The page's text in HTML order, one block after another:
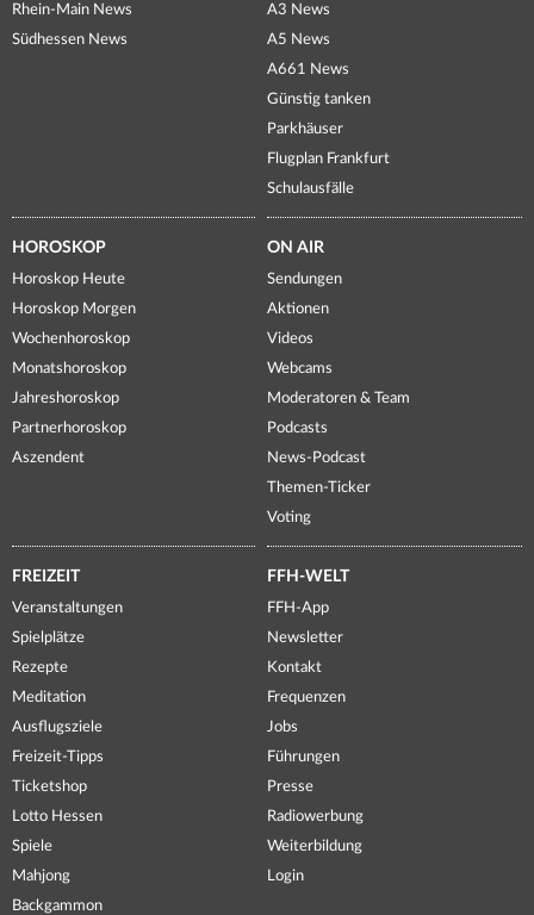
Rhein-Main News
Südhessen News
A3 News
A5 News
A661 News
Günstig tanken
Parkhäuser
Flugplan Frankfurt
Schulausfälle
HOROSKOP
Horoskop Heute
Horoskop Morgen
Wochenhoroskop
Monatshoroskop
Jahreshoroskop
Partnerhoroskop
Aszendent
ON AIR
Sendungen
Aktionen
Videos
Webcams
Moderatoren & Team
Podcasts
News-Podcast
Themen-Ticker
Voting
FREIZEIT
Veranstaltungen
Spielplätze
Rezepte
Meditation
Ausflugsziele
Freizeit-Tipps
Ticketshop
Lotto Hessen
Spiele
Mahjong
Backgammon
FFH-WELT
FFH-App
Newsletter
Kontakt
Frequenzen
Jobs
Führungen
Presse
Radiowerbung
Weiterbildung
Login